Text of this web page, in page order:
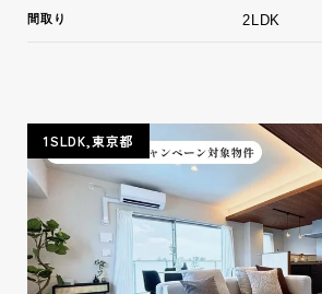
間取り 2LDK
1SLDK,東京都